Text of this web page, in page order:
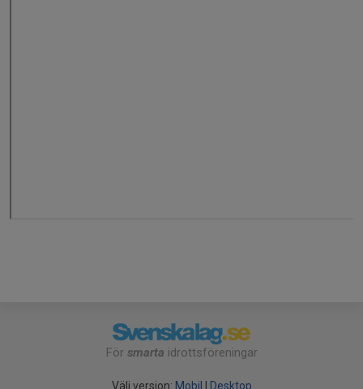
För smarta idrottsföreningar
Välj version: Mobil Desktop